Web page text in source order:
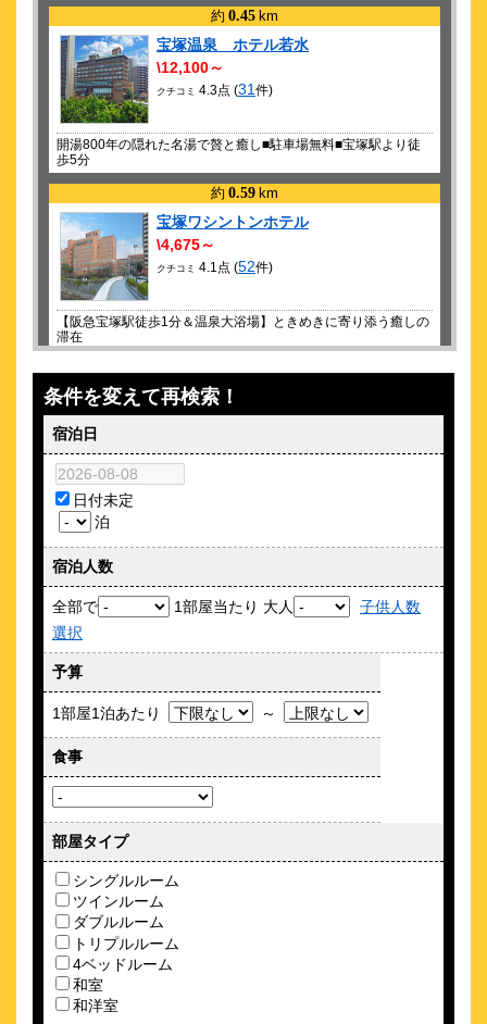
RRR × TAKA"R"AZUKA √Rama
2026/ 9/30 (水)
RRR × TAKA"R"AZUKA √Rama
2026/10/ 4 (日)
RRR × TAKA"R"AZUKA √Rama
2026/10/10 (土)
RRR × TAKA"R"AZUKA √Rama
2026/11/ 8 (日)
エリザベート 愛と死の輪舞
2026/12/27 (日)
ルナティック・シアター 天穹のアルテミス
約 0.45 km
宝塚温泉 ホテル若水
\12,100～
クチコミ 4.3点 (31 件)
開湯800年の隠れた名湯で贅と癒し■駐車場無料■宝塚駅より徒
歩5分
約 0.59 km
宝塚ワシントンホテル
\4,675～
クチコミ 4.1点 (52件)
【阪急宝塚駅徒歩1分＆温泉大浴場】ときめきに寄り添う癒しの
滞在
約 6.67 km
武田尾温泉 紅葉舘 別庭 あざれ
★一軒貸切のコテージで源泉かけ流し『お籠りステイ』を叶え
る宿★
約 7.6 km
\6,500～
駅近×無料駐車場完備！今だけ土曜同額でビジネスも観光も快適
約 8.18
ホテルリブマックス西宮
クチコミ3.9点 ( 9
阪神本線「西宮」駅から徒歩約4分！西宮神社まで徒歩圏内。
ＨＯＴＥＬ Ｕ’ｓ 香枦園
\4,510～
クチコミ
ライブや大阪万博にも便利！香櫨園駅から徒歩約30秒！駅近ホ
テル★
条件を変えて再検索！
宿泊日
日付未定
泊
宿泊人数
全部で 1部屋当たり 大人
子供人数
選択
予算
1部屋1泊あたり ～
食事
部屋タイプ
シングルルーム
ツインルーム
ダブルルーム
トリプルルーム
4ベッドルーム
和室
和洋室